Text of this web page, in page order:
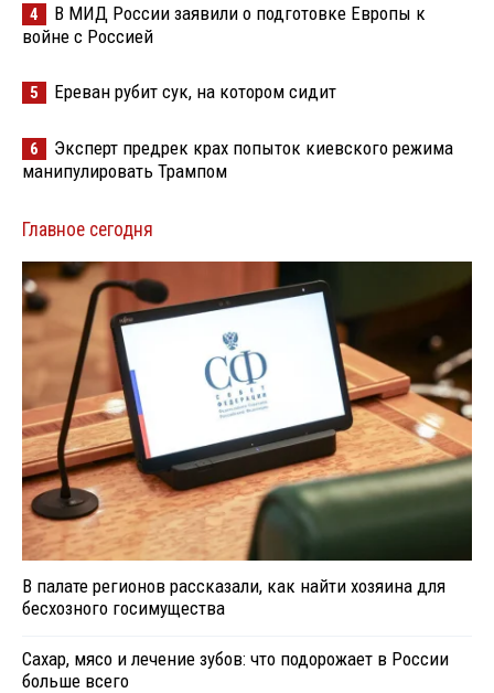
4
В МИД России заявили о подготовке Европы к
войне с Россией
5 Ереван рубит сук, на котором сидит
6
Эксперт предрек крах попыток киевского режима
манипулировать Трампом
Главное сегодня
В палате регионов рассказали, как найти хозяина для
бесхозного госимущества
Сахар, мясо и лечение зубов: что подорожает в России
больше всего